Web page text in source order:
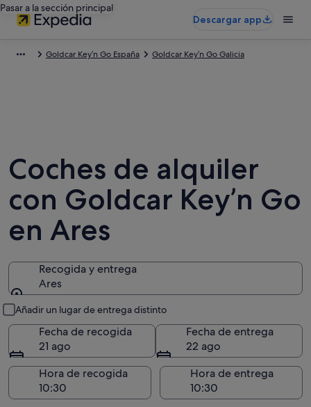
Pasar a la sección principal
Descargar app
Goldcar Key’n Go España Goldcar Key’n Go Galicia
Coches de alquiler
con Goldcar Key’n Go
en Ares
Recogida y entrega
Ares
Añadir un lugar de entrega distinto
Fecha de recogida
21 ago
Fecha de entrega
22 ago
Hora de recogida
Hora de entrega